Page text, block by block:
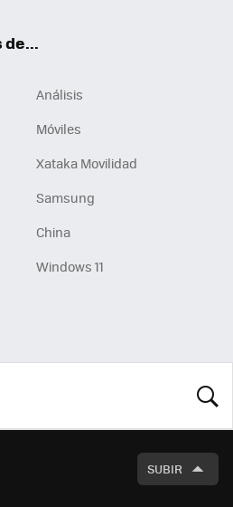
de...
Análisis
Móviles
Xataka Movilidad
Samsung
China
Windows 11
SUBIR